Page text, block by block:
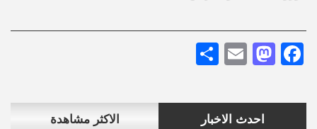
احدث الاخبار الاكثر مشاهدة
Facebook
Mastodon
Email